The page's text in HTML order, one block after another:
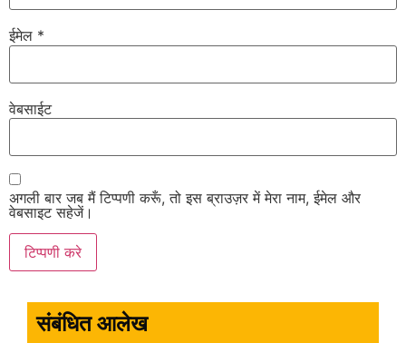
ईमेल *
वेबसाईट
अगली बार जब मैं टिप्पणी करूँ, तो इस ब्राउज़र में मेरा नाम, ईमेल और
वेबसाइट सहेजें।
संबंधित आलेख